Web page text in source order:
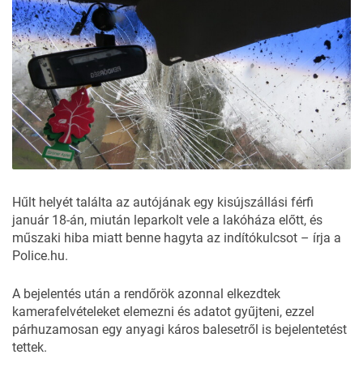
Hűlt helyét találta az autójának egy kisújszállási férfi
január 18-án, miután leparkolt vele a lakóháza előtt, és
műszaki hiba miatt benne hagyta az indítókulcsot – írja a
Police.hu.
A bejelentés után a rendőrök azonnal elkezdtek
kamerafelvételeket elemezni és adatot gyűjteni, ezzel
párhuzamosan egy anyagi káros balesetről is bejelentetést
tettek.